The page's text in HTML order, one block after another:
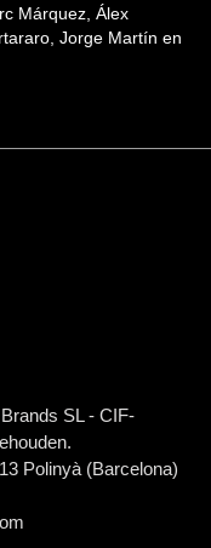
Márquez, Álex
Jorge Martín en
SL- CIF-
Polinyà (Barcelona)